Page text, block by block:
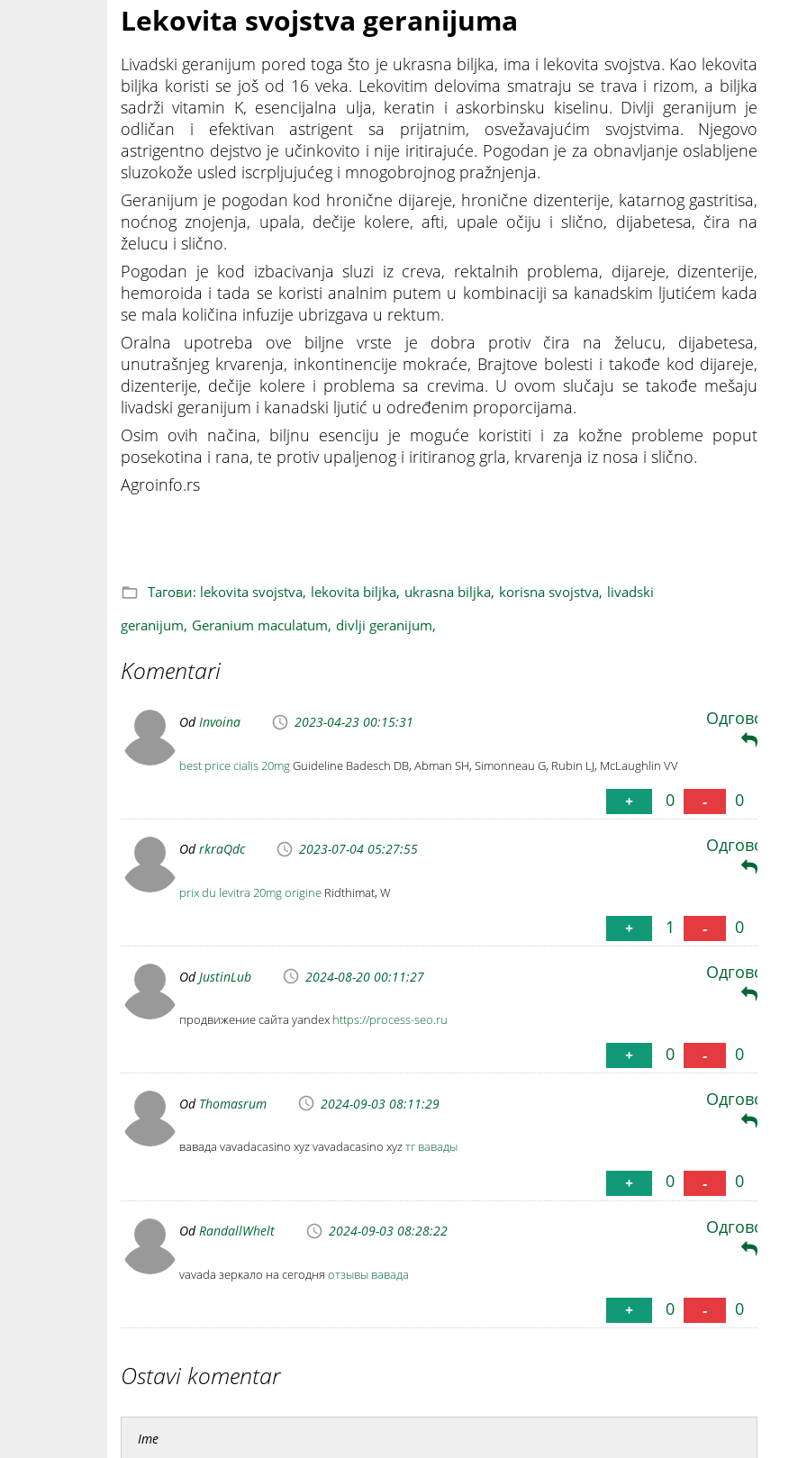
Lekovita svojstva geranijuma
Livadski geranijum pored toga što je ukrasna biljka, ima i lekovita svojstva. Kao lekovita
biljka koristi se još od 16 veka. Lekovitim delovima smatraju se trava i rizom, a biljka
sadrži vitamin K, esencijalna ulja, keratin i askorbinsku kiselinu. Divlji geranijum je
odličan i efektivan astrigent sa prijatnim, osvežavajućim svojstvima. Njegovo
astrigentno dejstvo je učinkovito i nije iritirajuće. Pogodan je za obnavljanje oslabljene
sluzokože usled iscrpljujućeg i mnogobrojnog pražnjenja.
Geranijum je pogodan kod hronične dijareje, hronične dizenterije, katarnog gastritisa,
noćnog znojenja, upala, dečije kolere, afti, upale očiju i slično, dijabetesa, čira na
želucu i slično.
Pogodan je kod izbacivanja sluzi iz creva, rektalnih problema, dijareje, dizenterije,
hemoroida i tada se koristi analnim putem u kombinaciji sa kanadskim ljutićem kada
se mala količina infuzije ubrizgava u rektum.
Oralna upotreba ove biljne vrste je dobra protiv čira na želucu, dijabetesa,
unutrašnjeg krvarenja, inkontinencije mokraće, Brajtove bolesti i takođe kod dijareje,
dizenterije, dečije kolere i problema sa crevima. U ovom slučaju se takođe mešaju
livadski geranijum i kanadski ljutić u određenim proporcijama.
Osim ovih načina, biljnu esenciju je moguće koristiti i za kožne probleme poput
posekotina i rana, te protiv upaljenog i iritiranog grla, krvarenja iz nosa i slično.
Agroinfo.rs
Тагови: lekovita svojstva, lekovita biljka, ukrasna biljka, korisna svojstva, livadski
geranijum, Geranium maculatum, divlji geranijum,
Komentari
OdInvoina 2023-04-23 00:15:31 Одговори
best price cialis 20mgGuideline Badesch DB, Abman SH, Simonneau G, Rubin LJ, McLaughlin VV
+ 0 - 0
OdrkraQdc 2023-07-04 05:27:55 Одговори
prix du levitra 20mg origine Ridthimat, W
+ 1 - 0
Od JustinLub 2024-08-20 00:11:27 Одговори
продвижение сайта yandex https://process-seo.ru
+ 0 - 0
Od Thomasrum 2024-09-03 08:11:29 Одговори
вавада vavadacasino xyz vavadacasino xyzтг вавады
+ 0 - 0
OdRandallWhelt 2024-09-03 08:28:22 Одговори
vavada зеркало на сегодня отзывы вавада
+ 0 - 0
Ostavi komentar